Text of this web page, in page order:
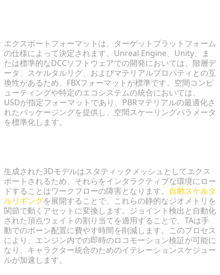
エクスポートフォーマットは、ターゲットプラットフォーム
の仕様によって決定されます。Unreal Engine、Unity、ま
たは標準的なDCCソフトウェアでの開発においては、階層デ
ータ、スケルタルリグ、およびマテリアルプロパティとの互
換性があるため、FBXフォーマットが標準です。空間コンピ
ューティングや特定のエコシステムの統合においては、
USDが指定フォーマットであり、PBRマテリアルの最適化さ
れたパッケージングを提供し、空間スケーリングパラメータ
を標準化します。
生成された3Dモデルはスタティックメッシュとしてエクス
ポートされるため、それらをインタラクティブな環境にロー
ドすることはワークフローの障害となります。 自動スケルタ
ルリギングを展開することで、これらの静的なジオメトリを
関節で動くアセットに変換します。ジョイント検出と自動化
された頂点ウェイトの割り当てを適用することで、TAは手
動でのボーン配置に費やす時間を削減します。このプロセス
により、エンジン内での即時のロコモーション検証が可能に
なり、キャラクター統合のためのイテレーションスケジュー
ルが加速します。